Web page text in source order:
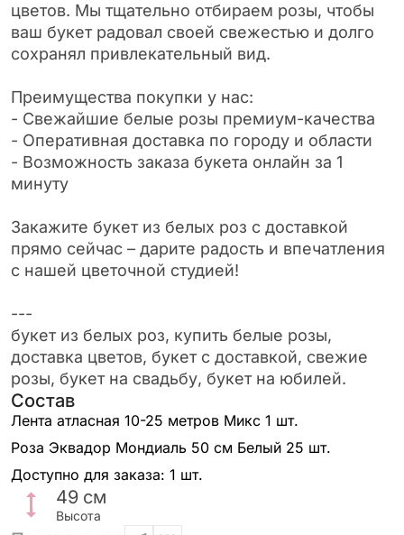
цветов. Мы тщательно отбираем розы, чтобы
ваш букет радовал своей свежестью и долго
сохранял привлекательный вид.
Преимущества покупки у нас:
- Свежайшие белые розы премиум-качества
- Оперативная доставка по городу и области
- Возможность заказа букета онлайн за 1
минуту
Закажите букет из белых роз с доставкой
прямо сейчас – дарите радость и впечатления
с нашей цветочной студией!
---
букет из белых роз, купить белые розы,
доставка цветов, букет с доставкой, свежие
розы, букет на свадьбу, букет на юбилей.
Состав
Лента атласная 10-25 метров Микс 1 шт.
Роза Эквадор Мондиаль 50 см Белый 25 шт.
Доступно для заказа: 1 шт.
49 см
Высота